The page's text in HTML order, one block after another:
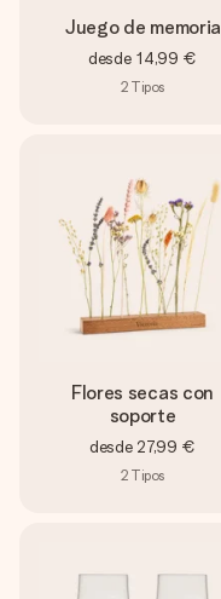
Juego de memoria
desde 14,99 €
2 Tipos
Flores secas con
soporte
desde 27,99 €
2 Tipos